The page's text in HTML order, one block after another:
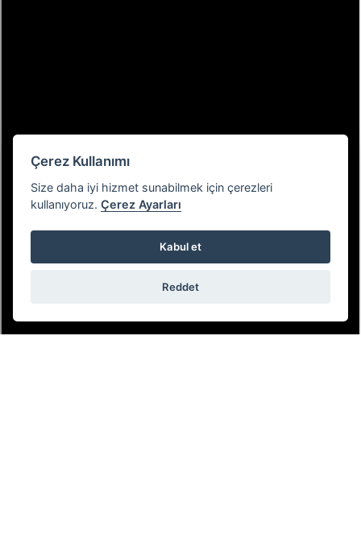
Çerez Kullanımı
Size daha iyi hizmet sunabilmek için çerezleri
kullanıyoruz.Çerez Ayarları
Kabul et
Reddet